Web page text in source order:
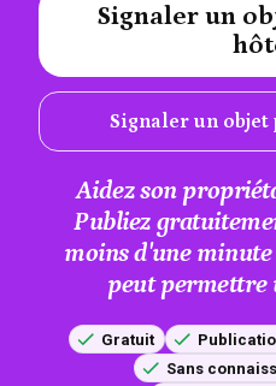
Signaler un
Signaler un objet
Aidez son
Publiez
moins d'une
peut permettre
Gratuit
Sans